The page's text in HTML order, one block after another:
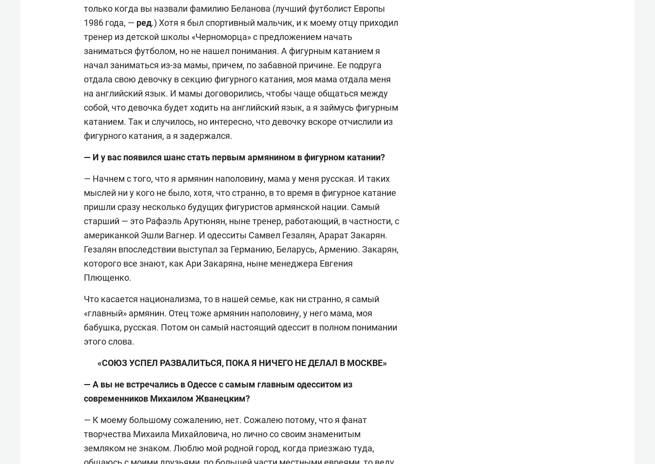
только когда вы назвали фамилию Беланова (лучший футболист Европы
1986 года, — ред.) Хотя я был спортивный мальчик, и к моему отцу приходил
тренер из детской школы «Черноморца» с предложением начать
заниматься футболом, но не нашел понимания. А фигурным катанием я
начал заниматься из-за мамы, причем, по забавной причине. Ее подруга
отдала свою девочку в секцию фигурного катания, моя мама отдала меня
на английский язык. И мамы договорились, чтобы чаще общаться между
собой, что девочка будет ходить на английский язык, а я займусь фигурным
катанием. Так и случилось, но интересно, что девочку вскоре отчислили из
фигурного катания, а я задержался.
— И у вас появился шанс стать первым армянином в фигурном катании?
— Начнем с того, что я армянин наполовину, мама у меня русская. И таких
мыслей ни у кого не было, хотя, что странно, в то время в фигурное катание
пришли сразу несколько будущих фигуристов армянской нации. Самый
старший — это Рафаэль Арутюнян, ныне тренер, работающий, в частности, с
американкой Эшли Вагнер. И одесситы Самвел Гезалян, Арарат Закарян.
Гезалян впоследствии выступал за Германию, Беларусь, Армению. Закарян,
которого все знают, как Ари Закаряна, ныне менеджера Евгения
Плющенко.
Что касается национализма, то в нашей семье, как ни странно, я самый
«главный» армянин. Отец тоже армянин наполовину, у него мама, моя
бабушка, русская. Потом он самый настоящий одессит в полном понимании
этого слова.
«СОЮЗ УСПЕЛ РАЗВАЛИТЬСЯ, ПОКА Я НИЧЕГО НЕ ДЕЛАЛ В МОСКВЕ»
— А вы не встречались в Одессе с самым главным одесситом из
современников Михаилом Жванецким?
— К моему большому сожалению, нет. Сожалею потому, что я фанат
творчества Михаила Михайловича, но лично со своим знаменитым
земляком не знаком. Люблю мой родной город, когда приезжаю туда,